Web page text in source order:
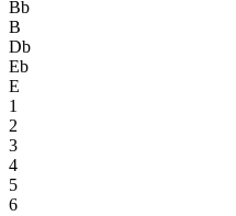
Bb
B
Db
Eb
E
1
2
3
4
5
6